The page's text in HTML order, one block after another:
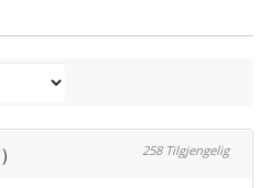
258 Tilgjengelig